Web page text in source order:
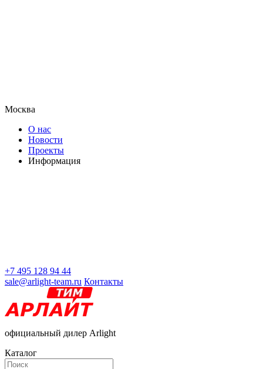
Москва
О нас
Новости
Проекты
Информация
+7 495 128 94 44
sale@arlight-team.ru Контакты
официальный дилер Arlight
Каталог